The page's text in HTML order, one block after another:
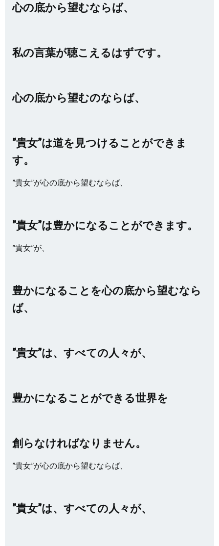
心の底から望むならば、
私の言葉が聴こえるはずです。
心の底から望むのならば、
”貴女”は道を見つけることができま
す。
”貴女”が心の底から望むならば、
”貴女”は豊かになることができます。
”貴女”が、
豊かになることを心の底から望むなら
ば、
”貴女”は、すべての人々が、
豊かになることができる世界を
創らなければなりません。
”貴女”が心の底から望むならば、
”貴女”は、すべての人々が、